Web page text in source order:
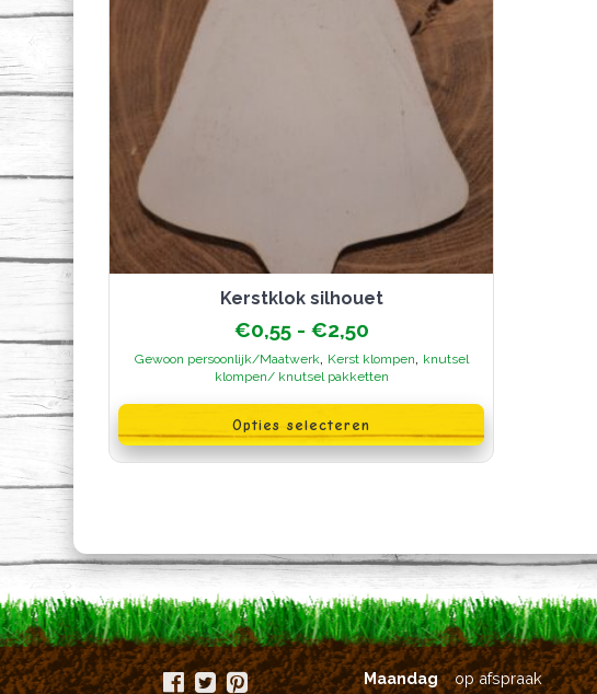
kerstklok silhouet
€0,55 - €2,50Prijsklasse:
€0,55
tot
Gewoon persoonlijk/Maatwerk, Kerst klompen, knutsel
klompen/ knutsel pakketten
Opties selecteren
product
heeft
meerdere
variaties.
worden
op
productpagina
Maandag op afspraak